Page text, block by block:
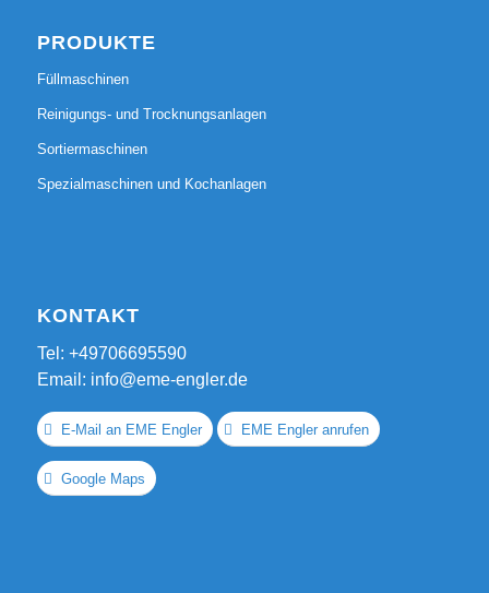
PRODUKTE
Füllmaschinen
Reinigungs- und Trocknungsanlagen
Sortiermaschinen
Spezialmaschinen und Kochanlagen
KONTAKT
Tel: +49706695590
Email: info@eme-engler.de
E-Mail an EME Engler EME Engler anrufen
Google Maps